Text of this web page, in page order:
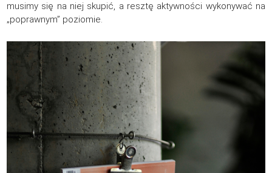
musimy się na niej skupić, a resztę aktywności wykonywać na
„poprawnym” poziomie.